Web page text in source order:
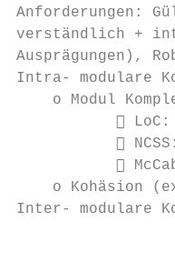
Anforderungen:
verständlich +
Ausprägungen),
Intra- modulare
o Modul



o Kohäsion
Inter- modulare